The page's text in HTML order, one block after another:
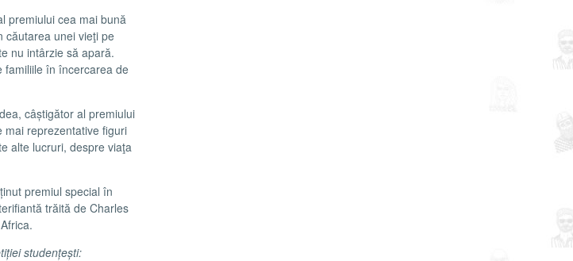
premiului cea mai bună
căutarea unei vieţi pe
nu intârzie să apară.
familiile în încercarea de
câștigător al premiului
mai reprezentative figuri
alte lucruri, despre viaţa
premiul special în
trăită de Charles
studențești: